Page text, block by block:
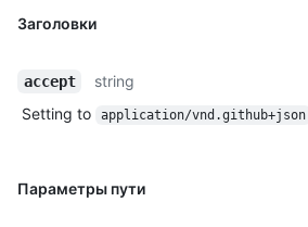
Заголовки
accept
string
Setting to
application/vnd.github+json
Параметры пути